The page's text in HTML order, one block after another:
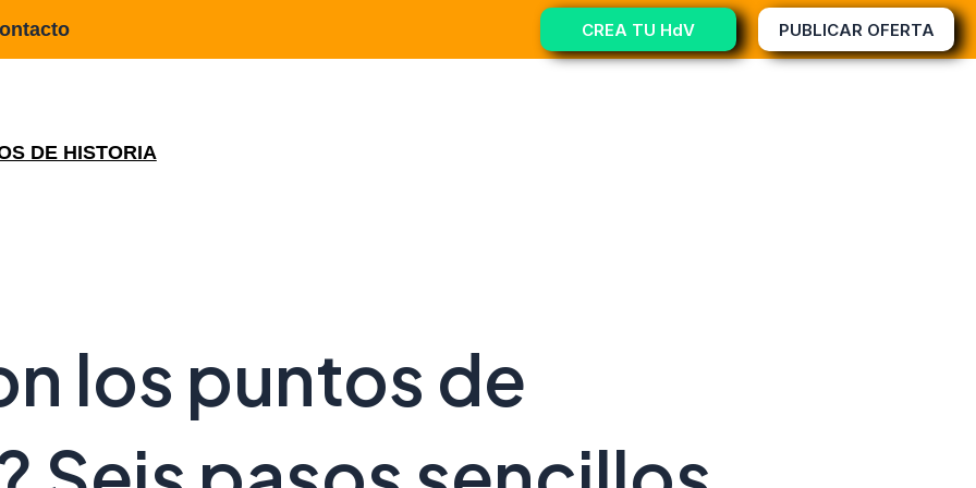
CREA TU HdV PUBLICAR OFERTA
DE HISTORIA
los puntos de